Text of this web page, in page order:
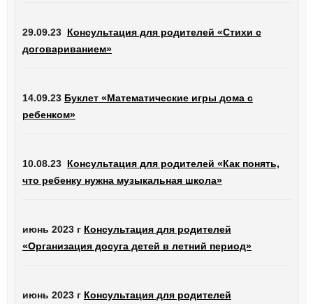
29.09.23 Консультация для родителей «Стихи с
договариванием»
14.09.23 Буклет «Математические игры дома с
ребенком»
10.08.23 Консультация для родителей «Как понять,
что ребенку нужна музыкальная школа»
июнь 2023 г Консультация для родителей
«Организация досуга детей в летний период»
июнь 2023 г Консультация для родителей